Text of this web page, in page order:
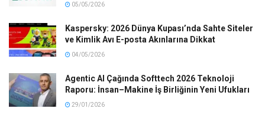
05/05/2026
Kaspersky: 2026 Dünya Kupası’nda Sahte Siteler
ve Kimlik Avı E-posta Akınlarına Dikkat
04/05/2026
Agentic AI Çağında Softtech 2026 Teknoloji
Raporu: İnsan–Makine İş Birliğinin Yeni Ufukları
29/01/2026